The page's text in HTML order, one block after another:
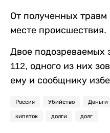
От полученных
месте происшествия.
Двое
112, одного из них
ему и сообщнику
Россия Убийство Деньги
кипяток долги долг